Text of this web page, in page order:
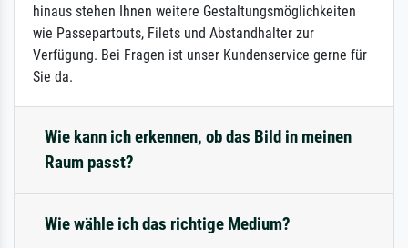
hinaus stehen Ihnen weitere Gestaltungsmöglichkeiten
wie Passepartouts, Filets und Abstandhalter zur
Verfügung. Bei Fragen ist unser Kundenservice gerne für
Sie da.
Wie kann ich erkennen, ob das Bild in meinen
Raum passt?
Wie wähle ich das richtige Medium?